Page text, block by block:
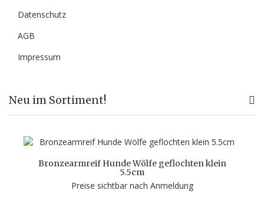
Datenschutz
AGB
Impressum
Neu im Sortiment!
Bronzearmreif Hunde Wölfe geflochten klein
5.5cm
Preise sichtbar nach Anmeldung